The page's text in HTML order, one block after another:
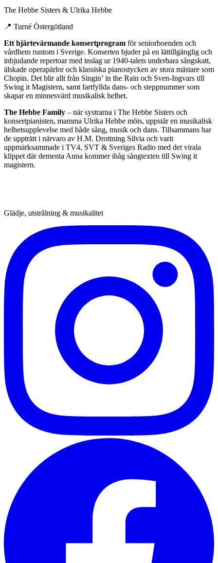
The Hebbe Sisters & Ulrika Hebbe
📍 Turné Östergötland
Ett hjärtevärmande konsertprogram för seniorboenden och
vårdhem runtom i Sverige. Konserten bjuder på en lättillgänglig och
inbjudande repertoar med inslag ur 1940-talets underbara sångskatt,
älskade operapärlor och klassiska pianostycken av stora mästare som
Chopin. Det blir allt från Singin’ in the Rain och Sven-Ingvars till
Swing it Magistern, samt fartfyllda dans- och steppnummer som
skapar en minnesvärd musikalisk helhet.
The Hebbe Family – när systrarna i The Hebbe Sisters och
konsertpianisten, mamma Ulrika Hebbe möts, uppstår en musikalisk
helhetsupplevelse med både sång, musik och dans. Tillsammans har
de uppträtt i närvaro av H.M. Drottning Silvia och varit
uppmärksammade i TV4, SVT & Sveriges Radio med det virala
klippet där dementa Anna kommer ihåg sångtexten till Swing it
magistern.
Glädje, utstrålning & musikalitet